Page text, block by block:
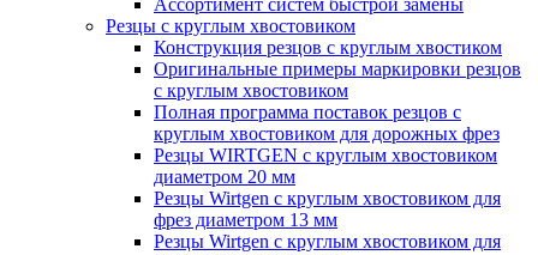
Ассортимент систем быстрой замены
Резцы с круглым хвостовиком
Конструкция резцов с круглым хвостиком
Оригинальные примеры маркировки резцов
с круглым хвостовиком
Полная программа поставок резцов с
круглым хвостовиком для дорожных фрез
Резцы WIRTGEN с круглым хвостовиком
диаметром 20 мм
Резцы Wirtgen с круглым хвостовиком для
фрез диаметром 13 мм
Резцы Wirtgen с круглым хвостовиком для